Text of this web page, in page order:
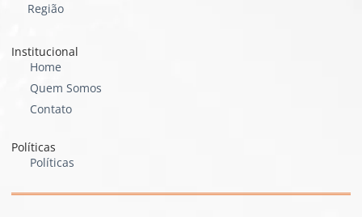
Região
Institucional
Home
Quem Somos
Contato
Políticas
Políticas